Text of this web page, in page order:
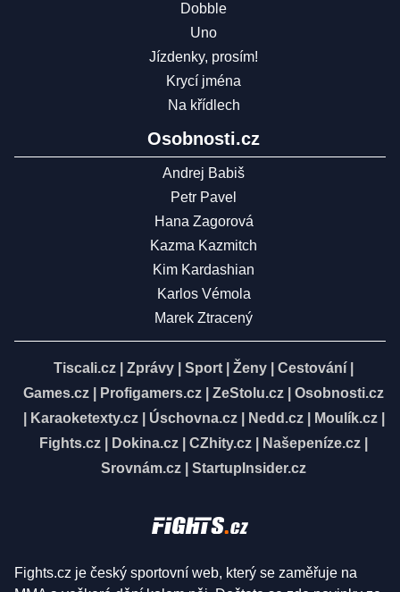
Dobble
Uno
Jízdenky, prosím!
Krycí jména
Na křídlech
Osobnosti.cz
Andrej Babiš
Petr Pavel
Hana Zagorová
Kazma Kazmitch
Kim Kardashian
Karlos Vémola
Marek Ztracený
Tiscali.cz Zprávy Sport Ženy Cestování
Games.cz
Profigamers.cz ZeStolu.cz
Osobnosti.cz
Karaoketexty.cz| Úschovna.cz| Nedd.cz| Moulík.cz|
Fights.cz
Dokina.cz CZhity.cz Našepeníze.cz
Srovnám.cz
StartupInsider.cz
Fights.cz je český sportovní web, který se zaměřuje na